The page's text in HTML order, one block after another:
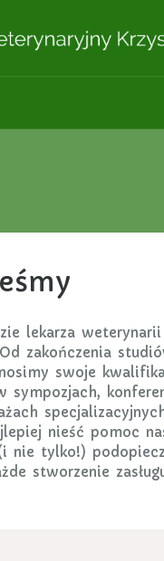
lekarza
zakończenia
swoje
sympozjach,
nieść pomoc
nie tylko!)
stworzenie